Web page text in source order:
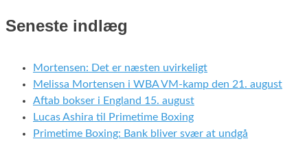
Seneste indlæg
Mortensen: Det er næsten uvirkeligt
Melissa Mortensen i WBA VM-kamp den 21. august
Aftab bokser i England 15. august
Lucas Ashira til Primetime Boxing
Primetime Boxing: Bank bliver svær at undgå